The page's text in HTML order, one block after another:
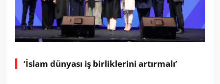
‘İslam dünyası iş birliklerini artırmalı’